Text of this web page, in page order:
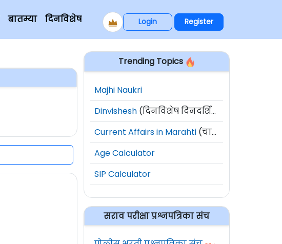
बातम्या दिनविशेष Login Register
Trending Topics
Majhi Naukri
Dinvishesh (दिनविशेष दिनदर्शिका)
Current Affairs in Marahti (चालू घडामोडी)
Age Calculator
SIP Calculator
सराव परीक्षा प्रश्नपत्रिका संच